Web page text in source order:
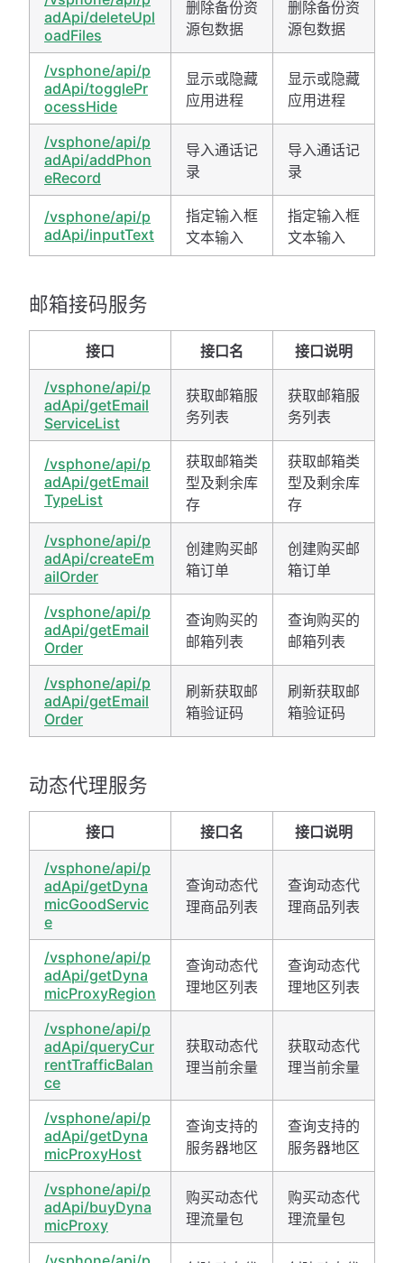
adApi/deleteUpl
oadFiles
删除备份资
源包数据
删除备份资
源包数据
/vsphone/api/p
adApi/togglePr
ocessHide
显示或隐藏
应用进程
显示或隐藏
应用进程
/vsphone/api/p
adApi/addPhon
eRecord
导入通话记
录
导入通话记
录
/vsphone/api/p
adApi/inputText
指定输入框
文本输入
指定输入框
文本输入
邮箱接码服务
接口 接口名
接口说明
/vsphone/api/p
adApi/getEmail
ServiceList
获取邮箱服
务列表
获取邮箱服
务列表
/vsphone/api/p
adApi/getEmail
TypeList
获取邮箱类
型及剩余库
存
获取邮箱类
型及剩余库
存
/vsphone/api/p
adApi/createEm
ailOrder
创建购买邮
箱订单
创建购买邮
箱订单
/vsphone/api/p
adApi/getEmail
Order
查询购买的
邮箱列表
查询购买的
邮箱列表
/vsphone/api/p
adApi/getEmail
Order
刷新获取邮
箱验证码
刷新获取邮
箱验证码
动态代理服务
接口 接口名
接口说明
/vsphone/api/p
adApi/getDyna
micGoodServic
e
查询动态代
理商品列表
查询动态代
理商品列表
/vsphone/api/p
adApi/getDyna
micProxyRegion
查询动态代
理地区列表
查询动态代
理地区列表
/vsphone/api/p
adApi/queryCur
rentTrafficBalan
ce
获取动态代
理当前余量
获取动态代
理当前余量
/vsphone/api/p
adApi/getDyna
micProxyHost
查询支持的
服务器地区
查询支持的
服务器地区
/vsphone/api/p
adApi/buyDyna
micProxy
购买动态代
理流量包
购买动态代
理流量包